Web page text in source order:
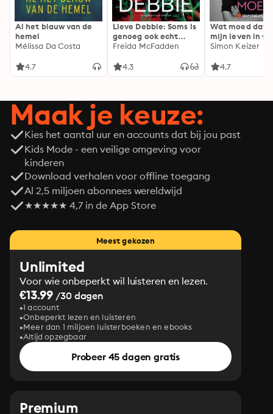
Al het blauw van de
hemel
Mélissa Da Costa
4.7
Lieve Debbie: Soms is
genoeg ook echt
genoeg...
Freida McFadden
4.3
Wat moed dat
mijn leven in
Simon Keizer
4.7
Maak je keuze:
Kies het aantal uur en accounts dat bij jou past
Kids Mode - een veilige omgeving voor
kinderen
Download verhalen voor offline toegang
Al 2,5 miljoen abonnees wereldwijd
★★★★★ 4,7 in de App Store
Meest gekozen
Unlimited
Voor wie onbeperkt wil luisteren en lezen.
€13.99 /30 dagen
1 account
Onbeperkt lezen en luisteren
Meer dan 1 miljoen luisterboeken en ebooks
Altijd opzegbaar
Probeer 45 dagen gratis
Premium